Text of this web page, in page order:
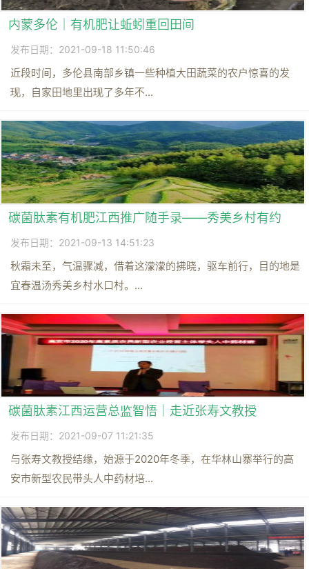
内蒙多伦｜有机肥让蚯蚓重回田间
发布日期：2021-09-18 11:50:46
近段时间，多伦县南部乡镇一些种植大田蔬菜的农户惊喜的发
现，自家田地里出现了多年不...
碳菌肽素有机肥江西推广随手录——秀美乡村有约
发布日期：2021-09-13 14:51:23
秋霜未至，气温骤减，借着这濛濛的拂晓，驱车前行，目的地是
宜春温汤秀美乡村水口村。...
碳菌肽素江西运营总监智悟｜走近张寿文教授
发布日期：2021-09-07 11:21:35
与张寿文教授结缘，始源于2020年冬季，在华林山寨举行的高
安市新型农民带头人中药材培...